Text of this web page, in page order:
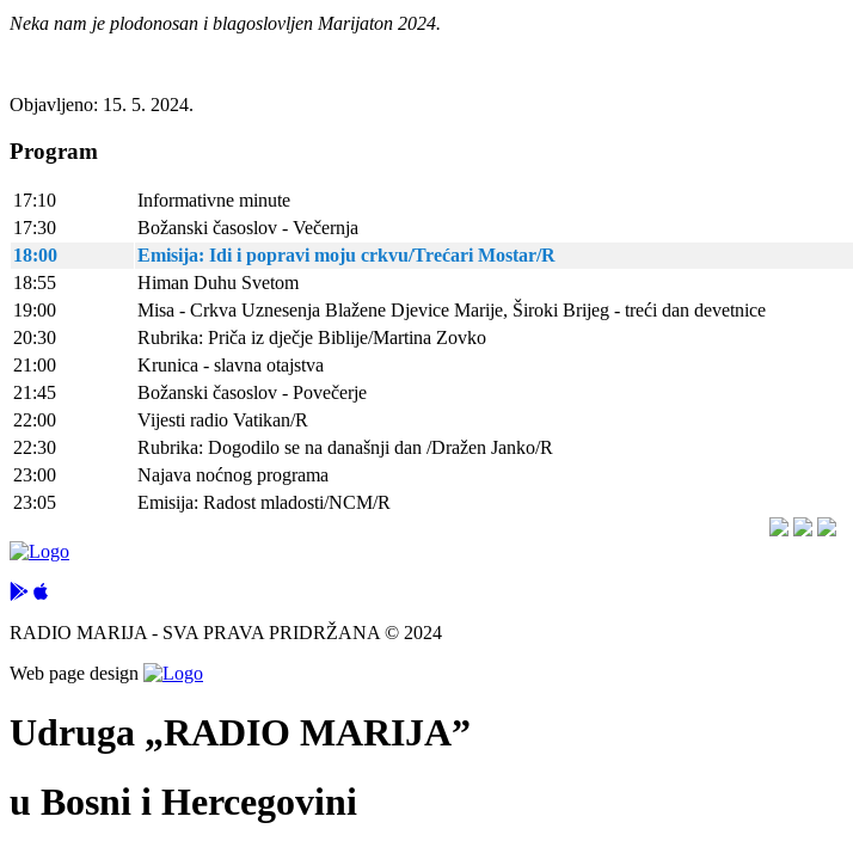
Neka nam je plodonosan i blagoslovljen Marijaton 2024.
Objavljeno: 15. 5. 2024.
Program
17:10
Informativne minute
17:30
Božanski časoslov - Večernja
18:00
Emisija: Idi i popravi moju crkvu/Trećari Mostar/R
18:55
Himan Duhu Svetom
19:00
Misa - Crkva Uznesenja Blažene Djevice Marije, Široki Brijeg - treći dan devetnice
20:30
Rubrika: Priča iz dječje Biblije/Martina Zovko
21:00
Krunica - slavna otajstva
21:45
Božanski časoslov - Povečerje
22:00
Vijesti radio Vatikan/R
22:30
Rubrika: Dogodilo se na današnji dan /Dražen Janko/R
23:00
Najava noćnog programa
23:05
Emisija: Radost mladosti/NCM/R
RADIO MARIJA - SVA PRAVA PRIDRŽANA © 2024
Web page design
Udruga „RADIO MARIJA”
u Bosni i Hercegovini